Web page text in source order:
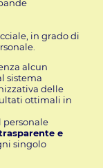
in grado di
alcun
sistema
delle
ottimali in
personale
e
singolo